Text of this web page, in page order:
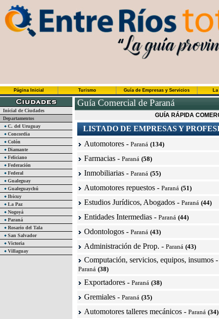
Página Inicial Turismo Guía de Empresas y Servicios
Inicial de Ciudades
Departamentos
C. del Uruguay
Concordia
Colón
Diamante
Feliciano
Federación
Federal
Gualeguay
Gualeguaychú
Ibicuy
La Paz
Nogoyá
Paraná
Rosario del Tala
San Salvador
Victoria
Villaguay
Guía Comercial de Paraná
GUÍA RÁPIDA
LISTADO DE EMPRESAS Y
Automotores - Paraná (134)
Farmacias - Paraná (58)
Inmobiliarias - Paraná (55)
Automotores repuestos - Paraná (51)
Estudios Jurídicos, Abogados - Paraná (44)
Entidades Intermedias - Paraná (44)
Odontologos - Paraná (43)
Administración de Prop. - Paraná (43)
Computación, servicios, equipos, insumos -
Paraná (38)
Exportadores - Paraná (38)
Gremiales - Paraná (35)
Automotores talleres mecánicos - Paraná (34)